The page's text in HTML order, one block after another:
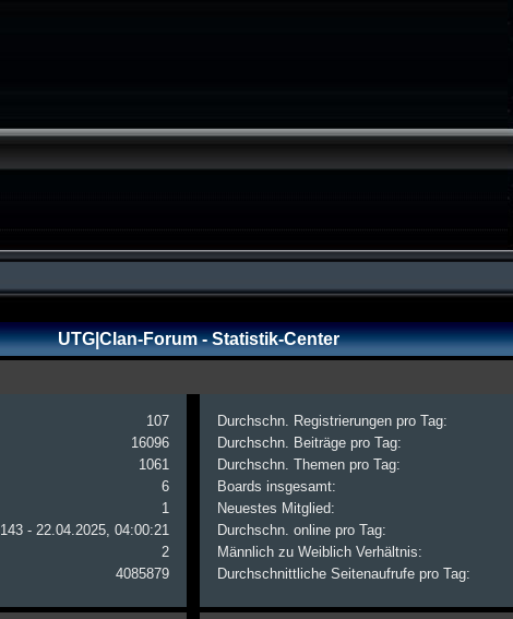
UTG|Clan-Forum - Statistik-Center
107
16096
1061
6
1
143 - 22.04.2025, 04:00:21
2
4085879
Durchschn. Registrierungen pro Tag:
Durchschn. Beiträge pro Tag:
Durchschn. Themen pro Tag:
Boards insgesamt:
Neuestes Mitglied:
Durchschn. online pro Tag:
Männlich zu Weiblich Verhältnis:
Durchschnittliche Seitenaufrufe pro Tag: